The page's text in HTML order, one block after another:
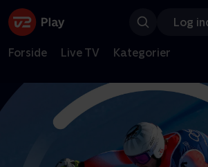
Log
Forside Live TV Kategorier